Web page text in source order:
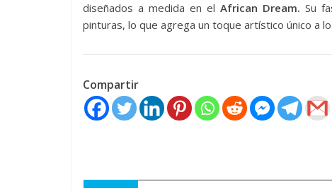
diseñados a medida en el African Dream. Su
pinturas, lo que agrega un toque artístico único a
Compartir